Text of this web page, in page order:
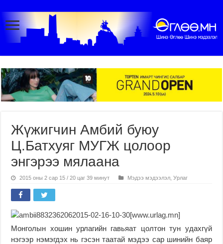
Жүжигчин Амбий буюу
Ц.Батхуяг МУГЖ цолоор
энгэрээ мялаана
2015 оны 2 сар 15 / 20 цаг 39 минут Мэдээ мэдээлэл ,Урлаг
Монголын хошин урлагийн гавьяат цолтон тун удахгүй
нэгээр нэмэгдэх нь гэсэн таатай мэдээ сар шинийн баяр